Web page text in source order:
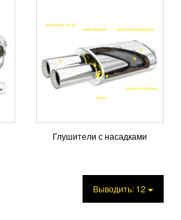
Глушители с насадками
Выводить: 12